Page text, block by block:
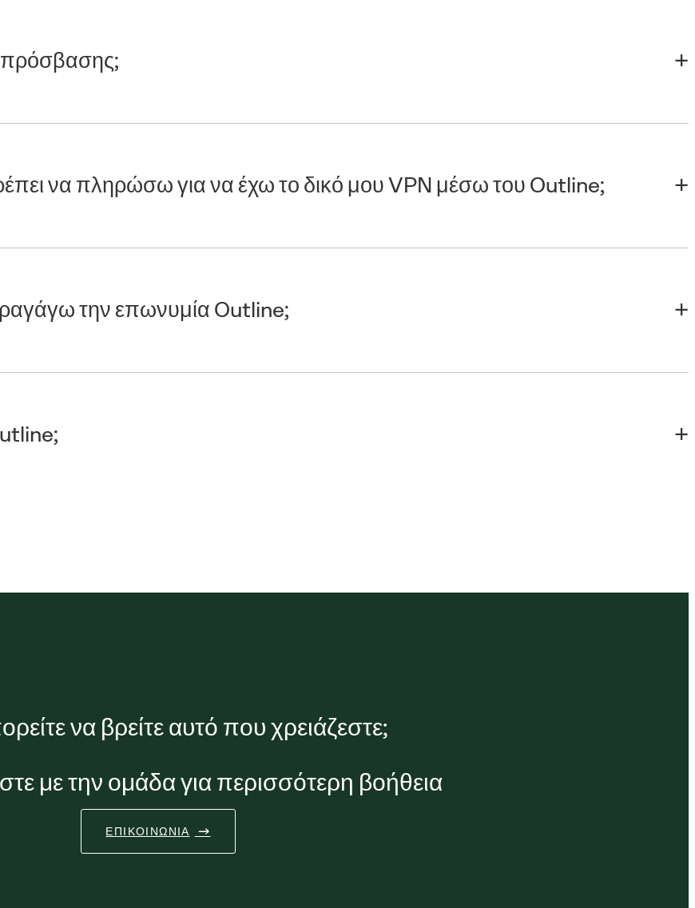
πρόσβασης;
να πληρώσω για να έχω το δικό μου VPN μέσω του Outline;
την επωνυμία Outline;
να βρείτε αυτό που χρειάζεστε;
με την ομάδα για περισσότερη βοήθεια
ΕΠΙΚΟΙΝΩΝΊΑ